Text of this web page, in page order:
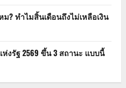
? ทำไมสิ้นเดือนถึงไม่เหลือเงิน
งรัฐ 2569 ขึ้น 3 สถานะ แบบนี้